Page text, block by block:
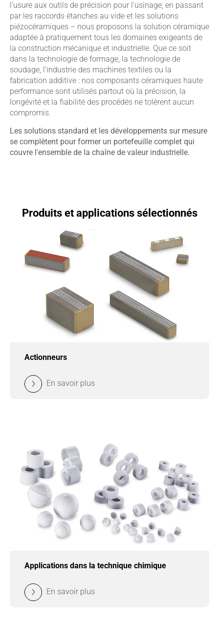
l'usure aux outils de précision pour l'usinage, en passant
par les raccords étanches au vide et les solutions
piézocéramiques – nous proposons la solution céramique
adaptée à pratiquement tous les domaines exigeants de
la construction mécanique et industrielle. Que ce soit
dans la technologie de formage, la technologie de
soudage, l'industrie des machines textiles ou la
fabrication additive : nos composants céramiques haute
performance sont utilisés partout où la précision, la
longévité et la fiabilité des procédés ne tolèrent aucun
compromis.
Les solutions standard et les développements sur mesure
se complètent pour former un portefeuille complet qui
couvre l'ensemble de la chaîne de valeur industrielle.
Produits et applications sélectionnés
Actionneurs
En savoir plus
Applications dans la technique chimique
En savoir plus